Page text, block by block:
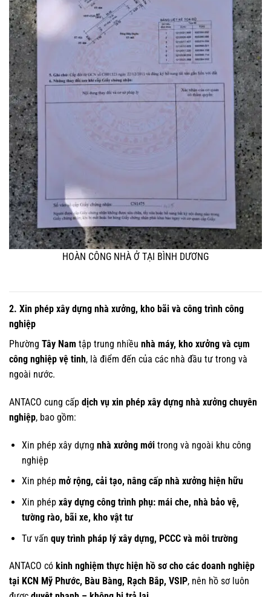
HOÀN CÔNG NHÀ Ở TẠI BÌNH DƯƠNG
2. Xin phép xây dựng nhà xưởng, kho bãi và công trình công
nghiệp
Phường Tây Nam tập trung nhiều nhà máy, kho xưởng và cụm
công nghiệp vệ tinh, là điểm đến của các nhà đầu tư trong và
ngoài nước.
ANTACO cung cấp dịch vụ xin phép xây dựng nhà xưởng chuyên
nghiệp, bao gồm:
Xin phép xây dựng nhà xưởng mớitrong và ngoài khu công
nghiệp
Xin phép mở rộng, cải tạo, nâng cấp nhà xưởng hiện hữu
Xin phép xây dựng công trình phụ: mái che, nhà bảo vệ,
tường rào, bãi xe, kho vật tư
Tư vấn quy trình pháp lý xây dựng, PCCC và môi trường
ANTACO có kinh nghiệm thực hiện hồ sơ cho các doanh nghiệp
tại KCN Mỹ Phước, Bàu Bàng, Rạch Bắp, VSIP, nên hồ sơ luôn